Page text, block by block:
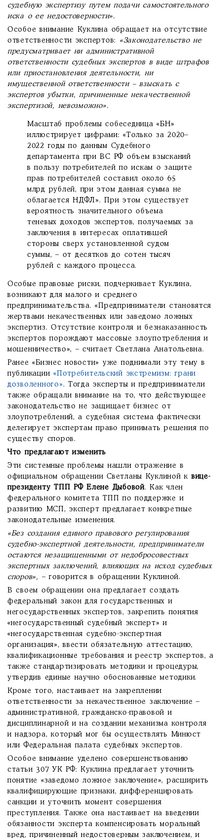
судебную экспертизу путем подачи самостоятельного
иска о ее недостоверности».
Особое внимание Куклина обращает на отсутствие
ответственности экспертов: «Законодательство не
предусматривает ни административной
ответственности судебных экспертов в виде штрафов
или приостановления деятельности, ни
имущественной ответственности – взыскать с
экспертов убытки, причиненные некачественной
экспертизой, невозможно».
Масштаб проблемы собеседница «БН»
иллюстрирует цифрами: «Только за 2020–
2022 годы по данным Судебного
департамента при ВС РФ объем взысканий
в пользу потребителей по искам о защите
прав потребителей составил около 65
млрд рублей, при этом данная сумма не
облагается НДФЛ». При этом существует
вероятность значительного объема
теневых доходов экспертов, получаемых за
заключения в интересах оплатившей
стороны сверх установленной судом
суммы, – от десятков до сотен тысяч
рублей с каждого процесса.
Особые правовые риски, подчеркивает Куклина,
возникают для малого и среднего
предпринимательства. «Предприниматели становятся
жертвами некачественных или заведомо ложных
экспертиз. Отсутствие контроля и безнаказанность
экспертов порождают массовые злоупотребления и
мошенничество», – считает Светлана Анатольевна.
Ранее «Бизнес новости» уже поднимали эту тему в
публикации«Потребительский экстремизм: грани
дозволенного» . Тогда эксперты и предприниматели
также обращали внимание на то, что действующее
законодательство не защищает бизнес от
злоупотреблений, а судебная система фактически
делегирует экспертам право принимать решения по
существу споров.
Что предлагают изменить
Эти системные проблемы нашли отражение в
официальном обращении Светланы Куклиной к вице-
президенту ТПП РФ Елене Дыбовой. Как член
федерального комитета ТПП по поддержке и
развитию МСП, эксперт предлагает конкретные
законодательные изменения.
«Без создания единого правового регулирования
судебно-экспертной деятельности, предприниматели
остаются незащищенными от недобросовестных
экспертных заключений, влияющих на исход судебных
споров»,
– говорится в обращении Куклиной.
В своем обращении она предлагает создать
федеральный закон для государственных и
негосударственных экспертов, закрепить понятия
«негосударственный судебный эксперт» и
«негосударственная судебно-экспертная
организация», ввести обязательную аттестацию,
квалификационные требования и реестр экспертов, а
также стандартизировать методики и процедуры,
утвердив единые научно обоснованные методики.
Кроме того, настаивает на закреплении
ответственности за некачественное заключение –
административной, гражданско-правовой и
дисциплинарной и на создании механизма контроля
и надзора, который мог бы осуществлять Минюст
или Федеральная палата судебных экспертов.
Особое внимание уделено совершенствованию
статьи 307 УК РФ: Куклина предлагает уточнить
понятие «заведомо ложное заключение», расширить
квалифицирующие признаки, дифференцировать
санкции и уточнить момент совершения
преступления. Также она настаивает на введении
обязанности эксперта компенсировать моральный
вред, причиненный недостоверным заключением, и